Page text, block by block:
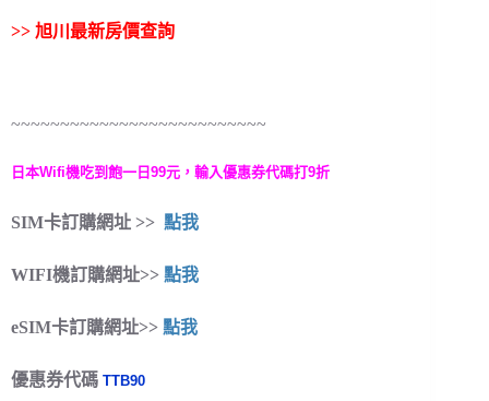
>> 旭川最新房價查詢
~~~~~~~~~~~~~~~~~~~~~~~~~~
日本Wifi機吃到飽一日99元，輸入優惠券代碼打9折
SIM卡訂購網址 >> 點我
WIFI機訂購網址>> 點我
eSIM卡訂購網址>> 點我
優惠券代碼 TTB90